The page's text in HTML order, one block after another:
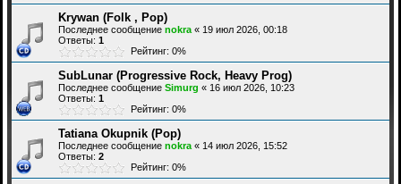
Krywan (Folk , Pop)
Последнее сообщение nokra « 19 июл 2026, 00:18
Ответы: 1
Рейтинг: 0%
SubLunar (Progressive Rock, Heavy Prog)
Последнее сообщение Simurg « 16 июл 2026, 10:23
Ответы: 1
Рейтинг: 0%
Tatiana Okupnik (Pop)
Последнее сообщение nokra « 14 июл 2026, 15:52
Ответы: 2
Рейтинг: 0%